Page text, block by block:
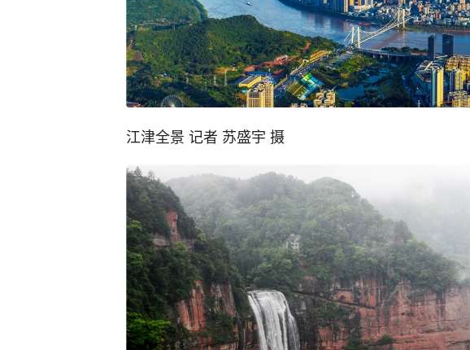
江津全景 记者 苏盛宇 摄